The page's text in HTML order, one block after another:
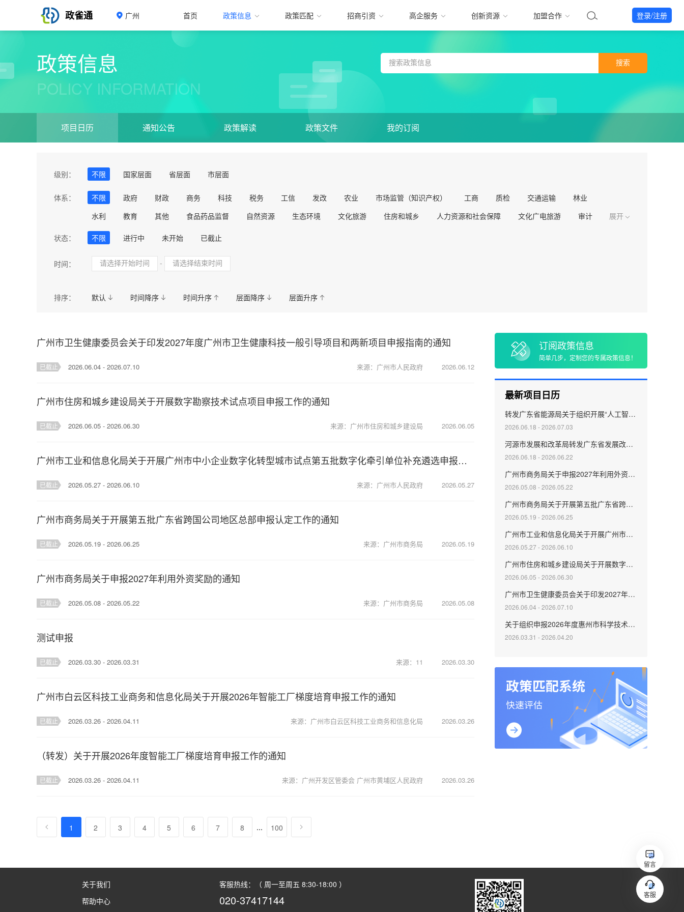
政雀通 广州 首页 政策信息 政策匹配 招商引资 高企服务 创新资源 加盟合作 登录/注册
政策信息
POLICY INFORMATION
搜索
项目日历 通知公告 政策解读 政策文件 我的订阅
级别： 不限 国家层面 省层面 市层面
体系： 不限 政府 财政 商务 科技 税务 工信 发改 农业 市场监管（知识产权） 工商 质检 交通运输
林业
水利
教育 其他 食品药品监督 自然资源 生态环境 文化旅游 住房和城乡 人力资源和社会保障 文化广电旅游
审计
民政
司法 自然规划 卫生健康
展开
状态： 不限 进行中 未开始 已截止
时间： -
排序： 默认 时间降序 时间升序 层面降序 层面升序
广州市卫生健康委员会关于印发2027年度广州市卫生健康科技一般引导项目和两新项目申报指南的通知
已截止 2026.06.04 - 2026.07.10 来源：广州市人民政府 2026.06.12
广州市住房和城乡建设局关于开展数字勘察技术试点项目申报工作的通知
已截止 2026.06.05 - 2026.06.30 来源：广州市住房和城乡建设局 2026.06.05
广州市工业和信息化局关于开展广州市中小企业数字化转型城市试点第五批数字化牵引单位补充遴选申报工作的通知
已截止 2026.05.27 - 2026.06.10 来源：广州市人民政府 2026.05.27
广州市商务局关于开展第五批广东省跨国公司地区总部申报认定工作的通知
已截止 2026.05.19 - 2026.06.25 来源：广州市商务局 2026.05.19
广州市商务局关于申报2027年利用外资奖励的通知
已截止 2026.05.08 - 2026.05.22 来源：广州市商务局 2026.05.08
测试申报
已截止 2026.03.30 - 2026.03.31 来源：11 2026.03.30
广州市白云区科技工业商务和信息化局关于开展2026年智能工厂梯度培育申报工作的通知
已截止 2026.03.26 - 2026.04.11 来源：广州市白云区科技工业商务和信息化局 2026.03.26
（转发）关于开展2026年度智能工厂梯度培育申报工作的通知
已截止 2026.03.26 - 2026.04.11 来源：广州开发区管委会 广州市黄埔区人民政府 2026.03.26
1 2 3 4 5 6 7 8 ... 100
订阅政策信息
简单几步，定制您的专属政策信息！
最新项目日历
转发广东省能源局关于组织开展“人工智能＋”能源试点项目申报的通知
2026.06.18 - 2026.07.03
河源市发展和改革局转发广东省发展改革委关于申报2027年度省级基建投资及配套补助资金的通知
2026.06.18 - 2026.06.22
广州市商务局关于申报2027年利用外资奖励的通知
2026.05.08 - 2026.05.22
广州市商务局关于开展第五批广东省跨国公司地区总部申报认定工作的通知
2026.05.19 - 2026.06.25
广州市工业和信息化局关于开展广州市中小企业数字化转型城市试点第五批数字化牵引单位补充遴选申报工作的通知
2026.05.27 - 2026.06.10
广州市住房和城乡建设局关于开展数字勘察技术试点项目申报工作的通知
2026.06.05 - 2026.06.30
广州市卫生健康委员会关于印发2027年度广州市卫生健康科技一般引导项目和两新项目申报指南的通知
2026.06.04 - 2026.07.10
关于组织申报2026年度惠州市科学技术普及项目的通知
2026.03.31 - 2026.04.20
留言
客服
关于我们
帮助中心
客服热线：（ 周一至周五 8:30-18:00 ）
020-37417144